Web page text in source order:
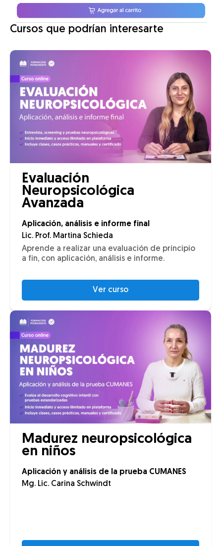
Cursos que podrían interesarte
Evaluación
Neuropsicológica
Avanzada
Aplicación, análisis e informe final
Lic. Prof. Martina Schieda
Aprende a realizar una evaluación de principio
a fin, con aplicación, análisis e informe.
Ver curso
Madurez neuropsicológica
en niños
Aplicación y análisis de la prueba CUMANES
Mg. Lic. Carina Schwindt